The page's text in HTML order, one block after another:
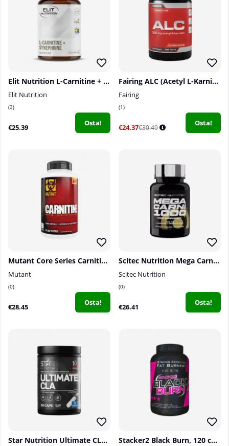
Elit Nutrition L-Carnitine + Synephrine, 60 caps
Elit Nutrition
3
€25.39 Osta!
Fairing ALC (Acetyl L-Karnitin), 90 caps
Fairing
1
€24.37€30.49
Osta!
Mutant Core Series Carnitine, 90 caps
Mutant
0
€28.45 Osta!
Scitec Nutrition Mega Carni 1000, 60 caps
Scitec Nutrition
0
€26.41 Osta!
Star Nutrition Ultimate CLA, 90 caps Stacker2 Black Burn, 120 caps